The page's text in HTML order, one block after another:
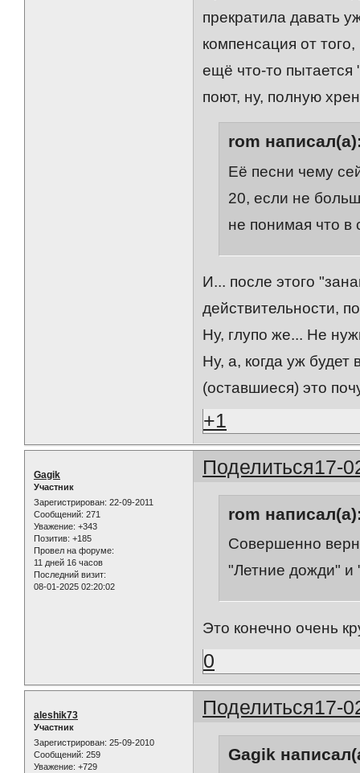
прекратила давать
компенсация от
ещё что-то пытается
поют, ну, полную
rom
Её песни чему
20, если не
не понимая что в
И... после этого
действительности,
Ну, глупо же... Не
Ну, а, когда уж
(оставшиеся) это
+1
Поделиться17-
Gagik
Участник
Зарегистрирован: 22-09-2011
Сообщений: 271
Уважение: +343
Позитив: +185
Провел на форуме:
11 дней 16 часов
Последний визит:
08-01-2025 02:20:02
rom
Совершенно
"Летние дожди" и
Это конечно очень
0
Поделиться17-
aleshik73
Участник
Зарегистрирован: 25-09-2010
Сообщений: 259
Уважение: +729
Gagik